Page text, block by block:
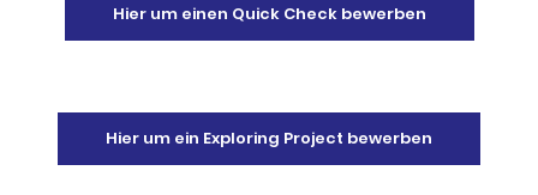
Hier um einen Quick Check bewerben
Hier um ein Exploring Project bewerben